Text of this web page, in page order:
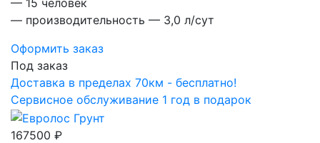
— 15 человек
— производительность — 3,0 л/сут
Оформить заказ
Под заказ
Доставка в пределах 70км - бесплатно!
Сервисное обслуживание 1 год в подарок
167500 ₽